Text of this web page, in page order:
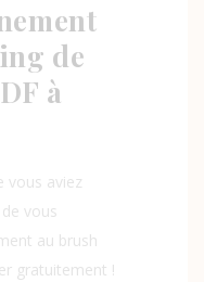
de
à
vous aviez
vous
au brush
gratuitement !